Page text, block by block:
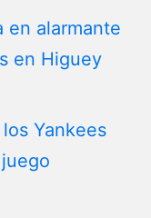
en alarmante
en Higuey
Yankees